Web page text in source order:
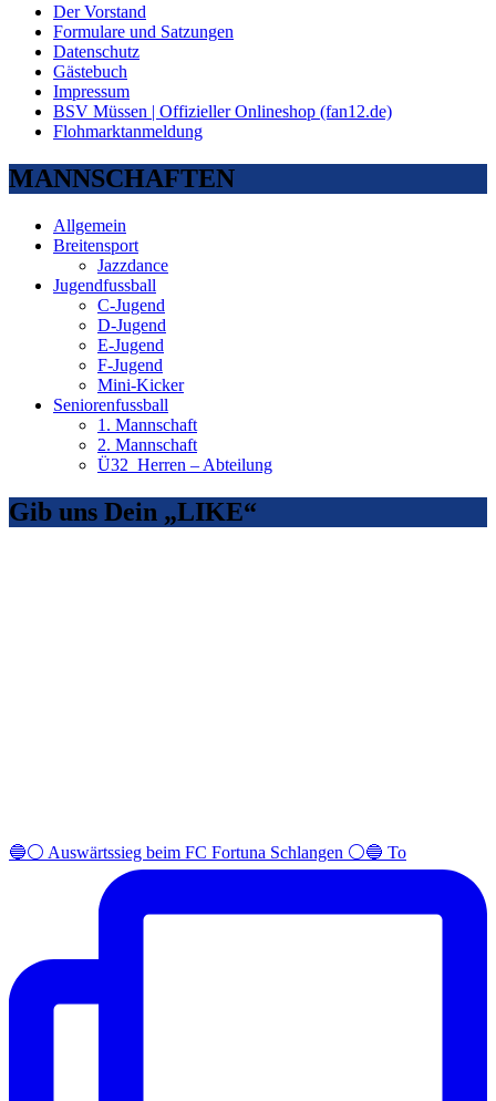
Der Vorstand
Formulare und Satzungen
Datenschutz
Gästebuch
Impressum
BSV Müssen | Offizieller Onlineshop (fan12.de)
Flohmarktanmeldung
MANNSCHAFTEN
Allgemein
Breitensport
Jazzdance
Jugendfussball
C-Jugend
D-Jugend
E-Jugend
F-Jugend
Mini-Kicker
Seniorenfussball
1. Mannschaft
2. Mannschaft
Ü32_Herren – Abteilung
Gib uns Dein „LIKE“
🔵⚪️ Auswärtssieg beim FC Fortuna Schlangen ⚪️🔵 To